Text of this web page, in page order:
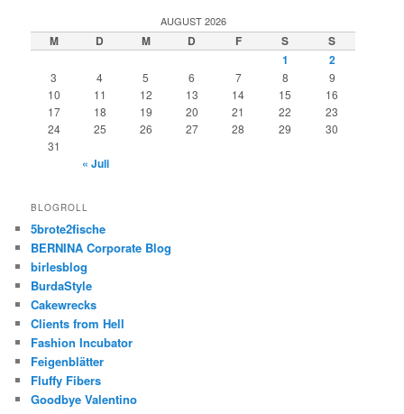
AUGUST 2026
M D M D F S
S
1
2
3 4 5 6 7 8
9
10
11 12 13 14 15
16
17
18 19 20 21 22
23
24
25 26 27 28 29
30
31
« Juli
BLOGROLL
5brote2fische
BERNINA Corporate Blog
birlesblog
BurdaStyle
Cakewrecks
Clients from Hell
Fashion Incubator
Feigenblätter
Fluffy Fibers
Goodbye Valentino